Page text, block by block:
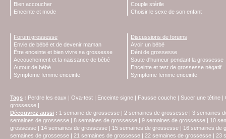
Bien accoucher
Enceinte et mode
Couple stérile
Choisir le sexe de son enfant
Forum grossesse
Envie de bébé et de devenir maman
Être enceinte et bien vivre sa grossesse
Accouchement et la naissance de bébé
Autour de bébé
Symptome femme enceinte
Discussions de forums
Avoir un bébé
Déni de grossesse
Saute d'humeur pendant la grossesse
Enceinte et test de grossesse négatif
Symptome femme enceinte
Tags : Perdre les eaux | Ova-test | Enceinte signe | Fausse couche | Sucer une tétine |
grossesse |
Découvrez aussi : 1 semaine de grossesse | 2 semaines de grossesse | 3 semaines
semaines de grossesse | 8 semaines de grossesse | 9 semaines de grossesse | 10
grossesse | 14 semaines de grossesse | 15 semaines de grossesse | 16 semaines de
semaines de grossesse | 21 semaines de grossesse | 22 semaines de grossesse | 23